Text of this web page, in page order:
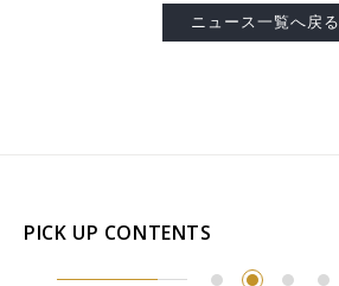
ニュース一覧へ戻る
PICK UP CONTENTS